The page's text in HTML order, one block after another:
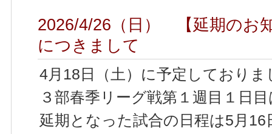
2026/4/26（日） 【延期のお
につきまして
4月18日（土）に予定しておりま
３部春季リーグ戦第１週目１日
延期となった試合の日程は5月